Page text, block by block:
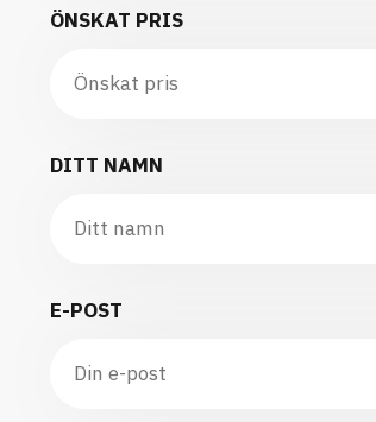
ÖNSKAT PRIS
DITT NAMN
E-POST